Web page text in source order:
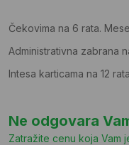
Čekovima na 6 rata.
Administrativna zabrana
Intesa karticama na 12
Ne odgovara
Zatražite cenu koja Vam